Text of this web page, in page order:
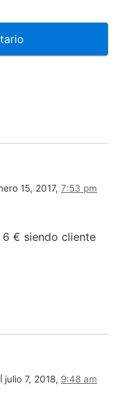
15, 2017, 7:53 pm
€ siendo cliente
julio 7, 2018, 9:48 am